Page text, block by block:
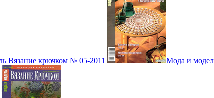
Вязание крючком № 05-2011 Мода и